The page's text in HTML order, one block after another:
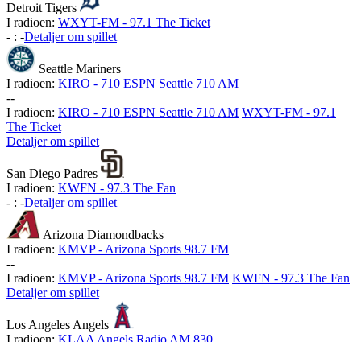
Detroit Tigers
I radioen: WXYT-FM - 97.1 The Ticket
- : -Detaljer om spillet
Seattle Mariners
I radioen: KIRO - 710 ESPN Seattle 710 AM
--
I radioen: KIRO - 710 ESPN Seattle 710 AM WXYT-FM - 97.1
The Ticket
Detaljer om spillet
San Diego Padres
I radioen: KWFN - 97.3 The Fan
- : -Detaljer om spillet
Arizona Diamondbacks
I radioen: KMVP - Arizona Sports 98.7 FM
--
I radioen: KMVP - Arizona Sports 98.7 FM KWFN - 97.3 The Fan
Detaljer om spillet
Los Angeles Angels